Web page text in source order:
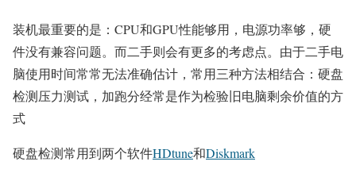
装机最重要的是：CPU和GPU性能够用，电源功率够，硬
件没有兼容问题。而二手则会有更多的考虑点。由于二手电
脑使用时间常常无法准确估计，常用三种方法相结合：硬盘
检测压力测试，加跑分经常是作为检验旧电脑剩余价值的方
式
硬盘检测常用到两个软件HDtune和Diskmark